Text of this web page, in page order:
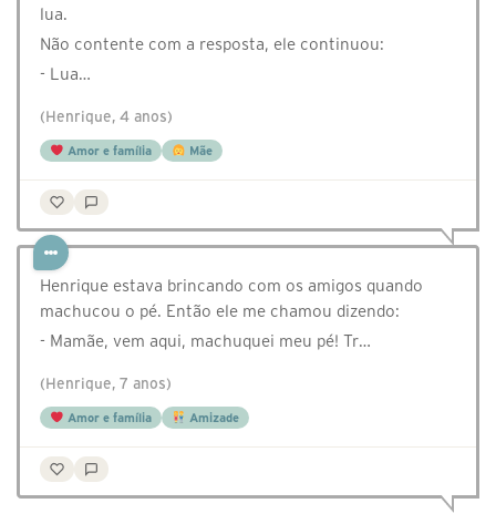
lua.
Não contente com a resposta, ele continuou:
- Lua…
(Henrique, 4 anos)
Amor e família Mãe
Henrique estava brincando com os amigos quando
machucou o pé. Então ele me chamou dizendo:
- Mamãe, vem aqui, machuquei meu pé! Tr…
(Henrique, 7 anos)
Amor e família Amizade